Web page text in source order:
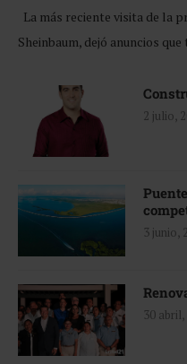
La más reciente visita de la
Sheinbaum, dejó anuncios
2 julio,
3 junio,
30